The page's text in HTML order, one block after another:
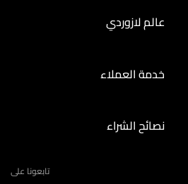
عالم لازوردي
خدمة العملاء
نصائح الشراء
تابعونا على